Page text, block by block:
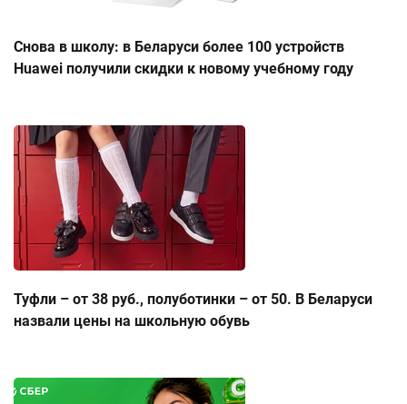
Снова в школу: в Беларуси более 100 устройств
Huawei получили скидки к новому учебному году
Туфли – от 38 руб., полуботинки – от 50. В Беларуси
назвали цены на школьную обувь